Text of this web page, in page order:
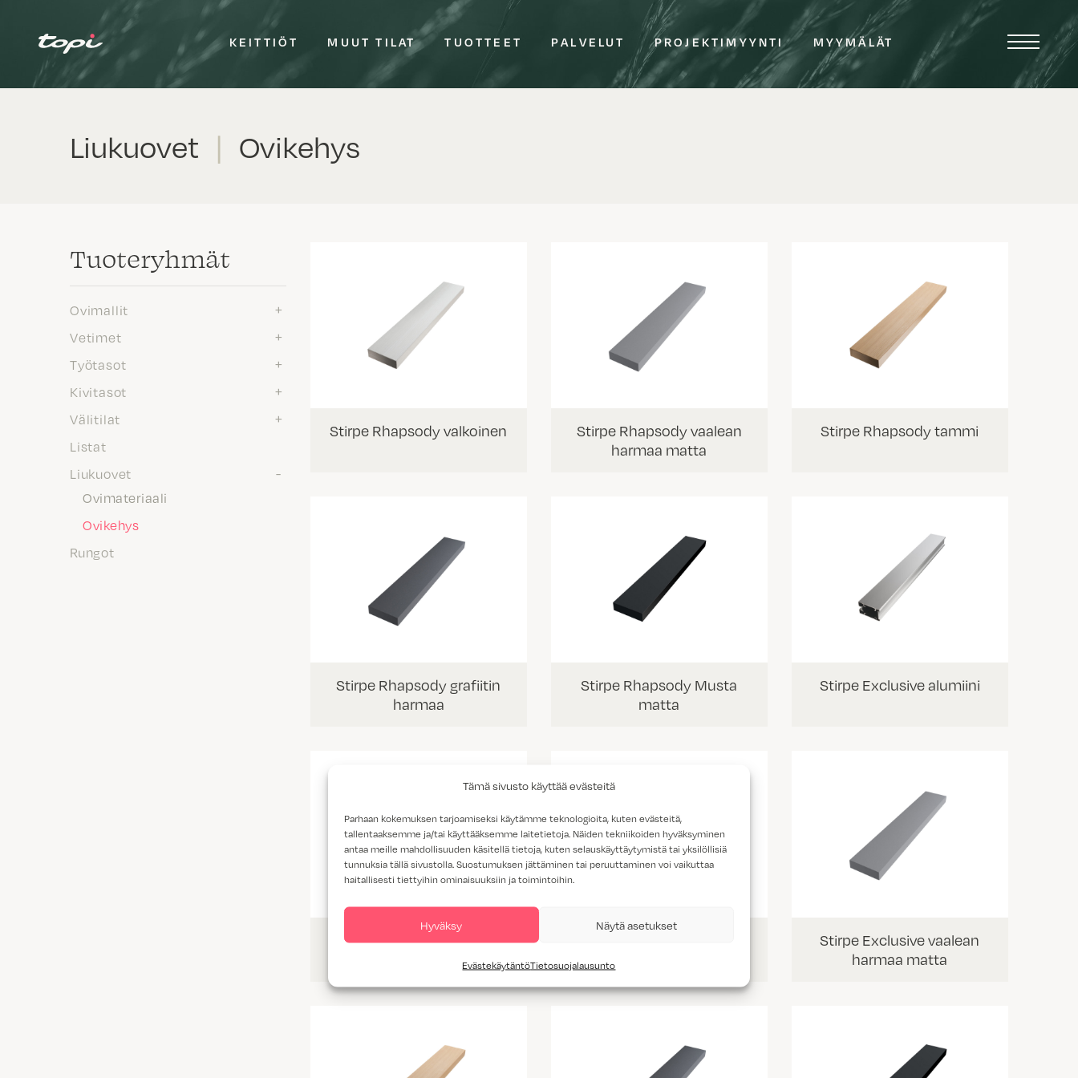
Tämä sivusto käyttää evästeitä
Parhaan kokemuksen tarjoamiseksi käytämme teknologioita, kuten evästeitä,
tallentaaksemme ja/tai käyttääksemme laitetietoja. Näiden tekniikoiden hyväksyminen
antaa meille mahdollisuuden käsitellä tietoja, kuten selauskäyttäytymistä tai yksilöllisiä
tunnuksia tällä sivustolla. Suostumuksen jättäminen tai peruuttaminen voi vaikuttaa
haitallisesti tiettyihin ominaisuuksiin ja toimintoihin.
Hyväksy Näytä asetukset
EvästekäytäntöTietosuojalausunto
KEITTIÖT MUUT TILAT TUOTTEET PALVELUT PROJEKTIMYYNTI MYYMÄLÄT
Liukuovet | Ovikehys
Tuote­ryhmät
Ovimallit
Vetimet
Työtasot
Kivitasot
Välitilat
Listat
Liukuovet
Ovimateriaali
Ovikehys
Rungot
Stirpe Rhapsody valkoinen
Stirpe Rhapsody vaalean
harmaa matta
Stirpe Rhapsody tammi
Stirpe Rhapsody grafiitin
harmaa
Stirpe Rhapsody Musta
matta
Stirpe Exclusive alumiini
Stirpe Slim musta
Stirpe Exclusive vaalean
harmaa matta